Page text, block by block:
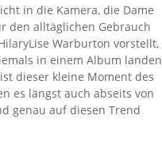
in die Kamera, die Dame
den alltäglichen Gebrauch
Warburton vorstellt,
in einem Album landen
dieser kleine Moment des
es längst auch abseits von
genau auf diesen Trend